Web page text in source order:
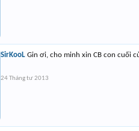
SirKooL Gin ơi, cho minh xin CB con cuối
24 Tháng tư 2013